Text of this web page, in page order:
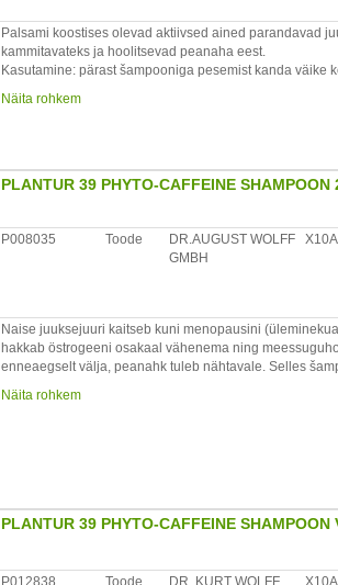
Palsami koostises olevad aktiivsed ained parandavad
kammitavateks ja hoolitsevad peanaha eest.
Kasutamine: pärast šampooniga pesemist kanda
Sobib värvitud ja kahjustatud juustele.
Näita rohkem
PLANTUR 39 PHYTO-CAFFEINE SHAMPOON
P008035 Toode
DR.AUGUST WOLFF
GMBH
Naise juuksejuuri kaitseb kuni menopausini
hakkab östrogeeni osakaal vähenema ning
enneaegselt välja, peanahk tuleb nähtavale. Selles
Päritolumaa: Saksamaa
Näita rohkem
PLANTUR 39 PHYTO-CAFFEINE
P012838 Toode DR. KURT WOLFF